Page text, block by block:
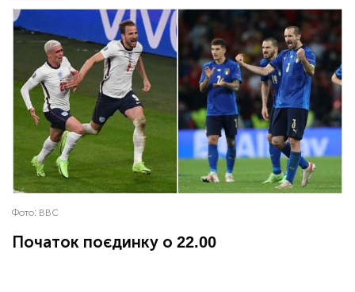
Фото: ВВС
Початок поєдинку о 22.00